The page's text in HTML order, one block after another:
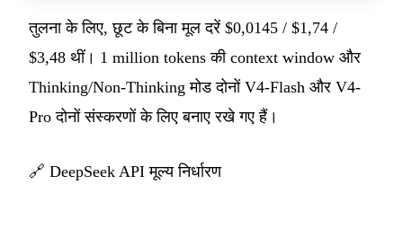
तुलना के लिए, छूट के बिना मूल दरें $0,0145 / $1,74 /
$3,48 थीं। 1 million tokens की context window और
Thinking/Non-Thinking मोड दोनों V4-Flash और V4-
Pro दोनों संस्करणों के लिए बनाए रखे गए हैं।
🔗 DeepSeek API मूल्य निर्धारण